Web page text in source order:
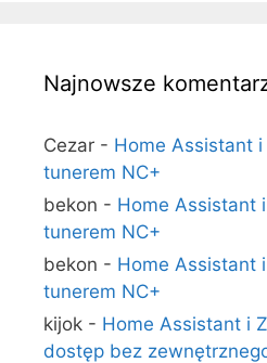
Najnowsze
Cezar - Home Assistant
tunerem NC+
bekon - Home Assistant
tunerem NC+
bekon - Home Assistant
tunerem NC+
kijok - Home Assistant i
dostęp bez